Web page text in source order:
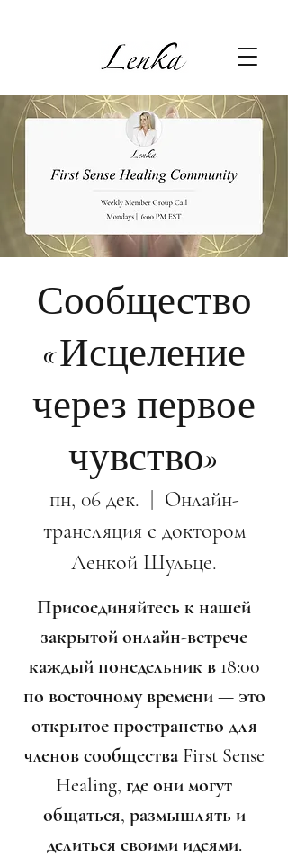
Сообщество
«Исцеление
через первое
чувство»
пн, 06 дек.
Онлайн-
трансляция с доктором
Ленкой Шульце.
Присоединяйтесь к нашей
закрытой онлайн-встрече
каждый понедельник в 18:00
по восточному времени — это
открытое пространство для
членов сообщества First Sense
Healing, где они могут
общаться, размышлять и
делиться своими идеями.